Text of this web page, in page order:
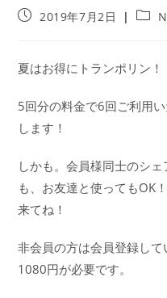
投
開
日:
2019年7月2日
投
テ
ゴ
ー:
夏はお得にトランポリン！
5回分の料金で6回ご利用
します！
しかも。会員様同士のシ
も、お友達と使ってもOK
来てね！
非会員の方は会員登録し
1080円が必要です。